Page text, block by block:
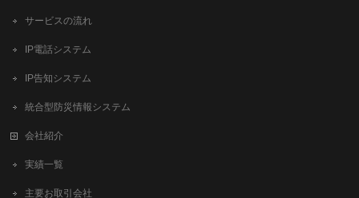
サービスの流れ
IP電話システム
IP告知システム
統合型防災情報システム
会社紹介
実績一覧
主要お取引会社